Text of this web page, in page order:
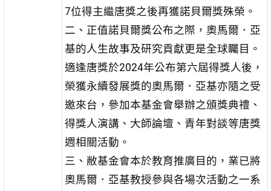
7位得主繼唐獎之後再獲諾貝爾獎殊榮。
二、正值諾貝爾獎公布之際，奧馬爾．亞
基的人生故事及研究貢獻更是全球矚目。
適逢唐獎於2024年公布第六屆得獎人後，
榮獲永續發展獎的奧馬爾．亞基亦隨之受
邀來台，參加本基金會舉辦之頒獎典禮、
得獎人演講、大師論壇、青年對談等唐獎
週相關活動。
三、敝基金會本於教育推廣目的，業已將
奧馬爾．亞基教授參與各場次活動之一系